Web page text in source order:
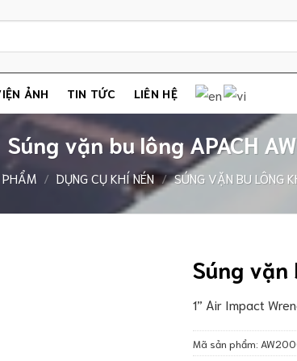
ẢNH TIN TỨC LIÊN HỆ
Súng vặn bu lông APACH
/ DỤNG CỤ KHÍ NÉN / SÚNG VẶN BU LÔNG
Súng vặn
1” Air Impact
Mã sản phẩm: